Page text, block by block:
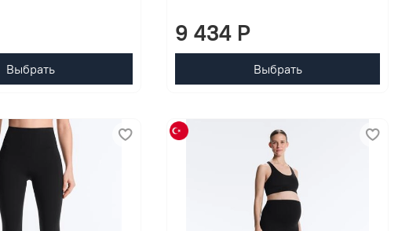
Выбрать
9 434 P
Выбрать